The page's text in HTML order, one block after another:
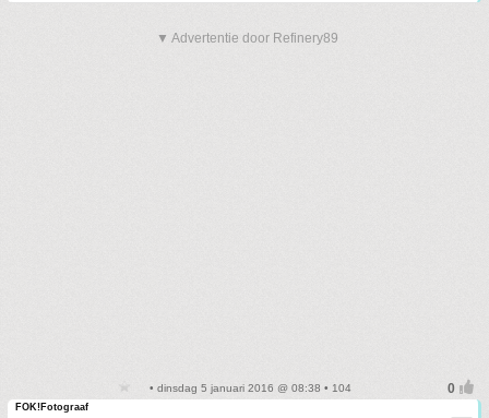
▼ Advertentie door Refinery89
• dinsdag 5 januari 2016 @ 08:38 • 104
FOK!Fotograaf